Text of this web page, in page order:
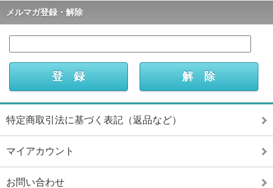
メルマガ登録・解除
特定商取引法に基づく表記（返品など）
マイアカウント
お問い合わせ